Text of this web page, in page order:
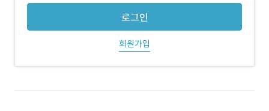
로그인
회원가입